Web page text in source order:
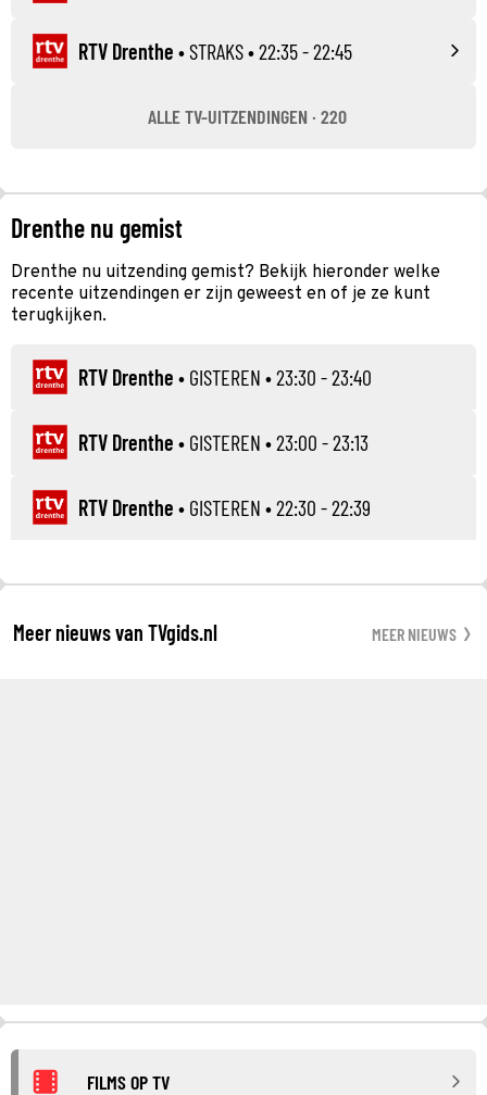
RTV Drenthe •STRAKS• 22:35 - 22:45
ALLE TV-UITZENDINGEN · 220
Drenthe nu gemist
Drenthe nu uitzending gemist? Bekijk hieronder welke
recente uitzendingen er zijn geweest en of je ze kunt
terugkijken.
RTV Drenthe • GISTEREN • 23:30 - 23:40
RTV Drenthe • GISTEREN • 23:00 - 23:13
RTV Drenthe • GISTEREN • 22:30 - 22:39
Meer nieuws van TVgids.nl MEER NIEUWS
FILMS OP TV